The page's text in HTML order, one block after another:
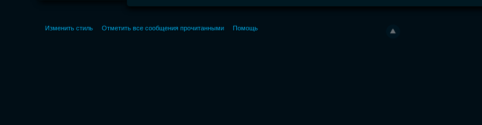
Изменить стиль Отметить все сообщения прочитанными Помощь